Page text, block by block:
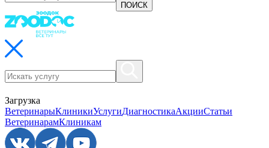
ПОИСК
Загрузка
ВетеринарыКлиникиУслугиДиагностикаАкцииСтатьи
ВетеринарамКлиникам